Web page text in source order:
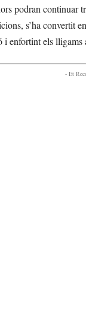
podran continuar
s’ha convertit
enfortint els lligams
- Et